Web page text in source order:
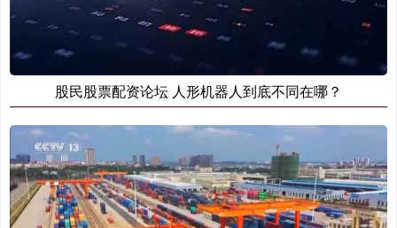
股民股票配资论坛 人形机器人到底不同在哪？